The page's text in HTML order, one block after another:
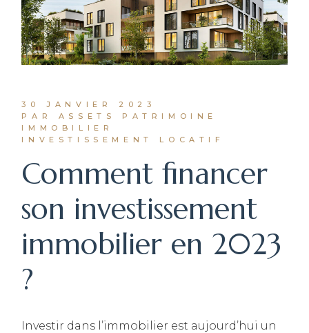
30 JANVIER 2023
PAR ASSETS PATRIMOINE
IMMOBILIER
INVESTISSEMENT LOCATIF
Comment financer
son investissement
immobilier en 2023
?
Investir dans l’immobilier est aujourd’hui un